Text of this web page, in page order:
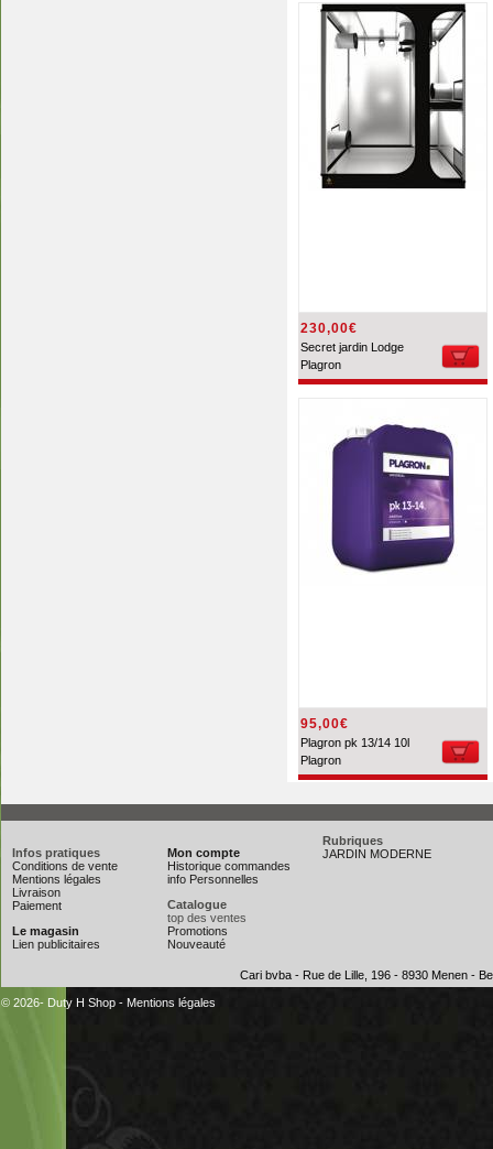
230,00€
Secret jardin Lodge
Plagron
95,00€
Plagron pk 13/14 10l
Plagron
Infos pratiques
Conditions de vente
Mentions légales
Livraison
Paiement
Le magasin
Lien publicitaires
Mon compte
Historique commandes
info Personnelles
Catalogue
top des ventes
Promotions
Nouveauté
Rubriques
JARDIN MODERNE
Cari bvba - Rue de Lille, 196 - 8930 Menen -
© 2026- Duty H Shop - Mentions légales